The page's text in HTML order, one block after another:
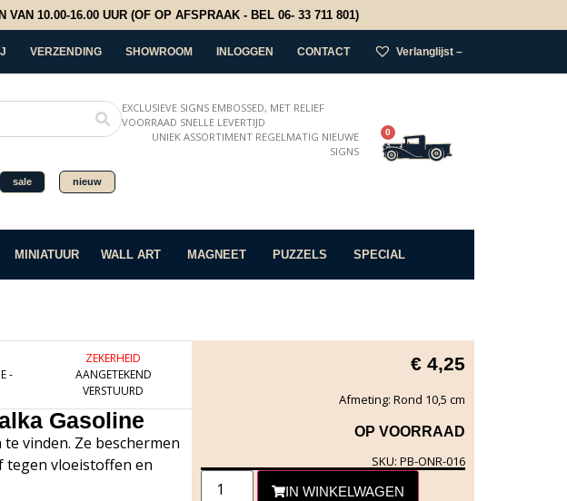
10.00-16.00 UUR (OF OP AFSPRAAK - BEL 06- 33 711 801)
VERZENDING SHOWROOM INLOGGEN CONTACT Verlanglijst –
sale nieuw
EXCLUSIEVE SIGNS EMBOSSED, MET RELIEF
VOORRAAD SNELLE LEVERTIJD
UNIEK ASSORTIMENT REGELMATIG NIEUWE
SIGNS
0
MINIATUUR WALL ART MAGNEET PUZZELS SPECIAL
-
ZEKERHEID
AANGETEKEND
VERSTUURD
Gasoline
vinden. Ze beschermen
tegen vloeistoffen en
€ 4,25
Afmeting: Rond 10,5 cm
OP VOORRAAD
SKU: PB-ONR-016
IN WINKELWAGEN